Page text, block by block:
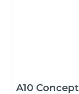
A10 Concept